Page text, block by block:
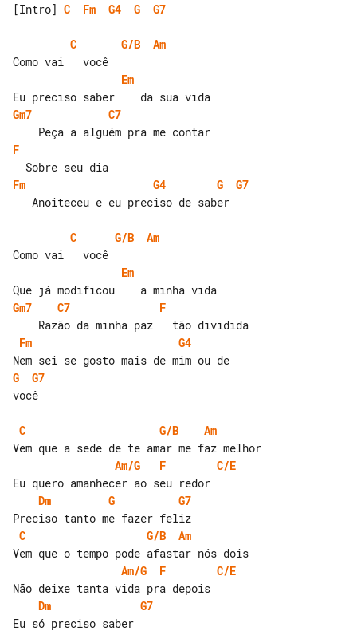
[Intro] C Fm G4 G G7
C G/B
Am
Em
Gm7
C7
F
Fm
G4 G
G7
C G/B
Am
Em
Gm7
C7
F
Fm
G4
G
G7
você
C G/B
Am
Am/G
F
C/E
Dm
G
G7
C
G/B
Am
Am/G
F
C/E
Dm
G7
Eu só preciso saber